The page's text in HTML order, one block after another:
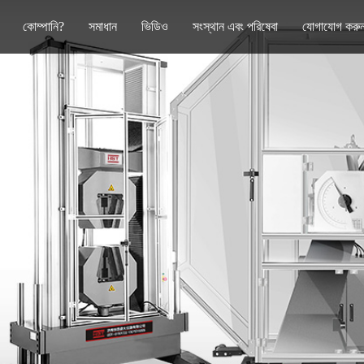
কোম্পানি? সমাধান ভিডিও সংস্থান এবং পরিষেবা যোগাযোগ